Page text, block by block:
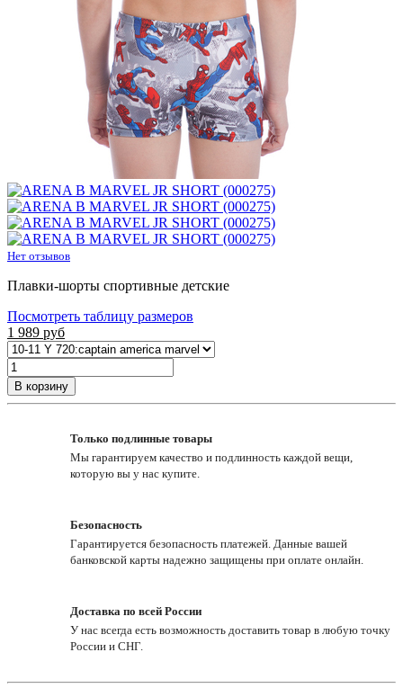
Нет отзывов
Плавки-шорты спортивные детские
Посмотреть таблицу размеров
1 989 руб
В корзину
Только подлинные товары
Мы гарантируем качество и подлинность каждой вещи,
которую вы у нас купите.
Безопасность
Гарантируется безопасность платежей. Данные вашей
банковской карты надежно защищены при оплате онлайн.
Доставка по всей России
У нас всегда есть возможность доставить товар в любую точку
России и СНГ.